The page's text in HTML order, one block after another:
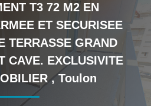
AGENCE
CONTACT
T3 72 M2 EN
ET SECURISEE
TERRASSE GRAND
CAVE. EXCLUSIVITE
, Toulon